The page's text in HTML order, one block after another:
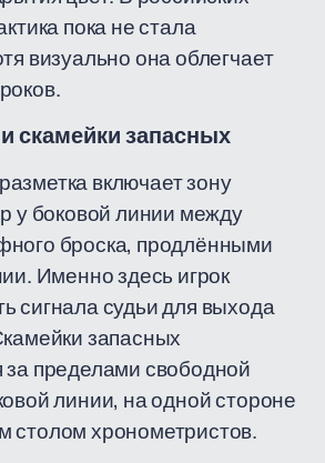
пока не стала
визуально она облегчает
скамейки запасных
включает зону
у боковой линии между
броска, продлёнными
Именно здесь игрок
сигнала судьи для выхода
запасных
за пределами свободной
линии, на одной стороне
хронометристов.